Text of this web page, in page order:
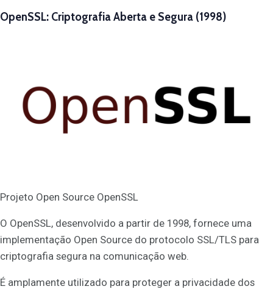
OpenSSL: Criptografia Aberta e Segura (1998)
Projeto Open Source OpenSSL
O OpenSSL, desenvolvido a partir de 1998, fornece uma
implementação Open Source do protocolo SSL/TLS para
criptografia segura na comunicação web.
É amplamente utilizado para proteger a privacidade dos